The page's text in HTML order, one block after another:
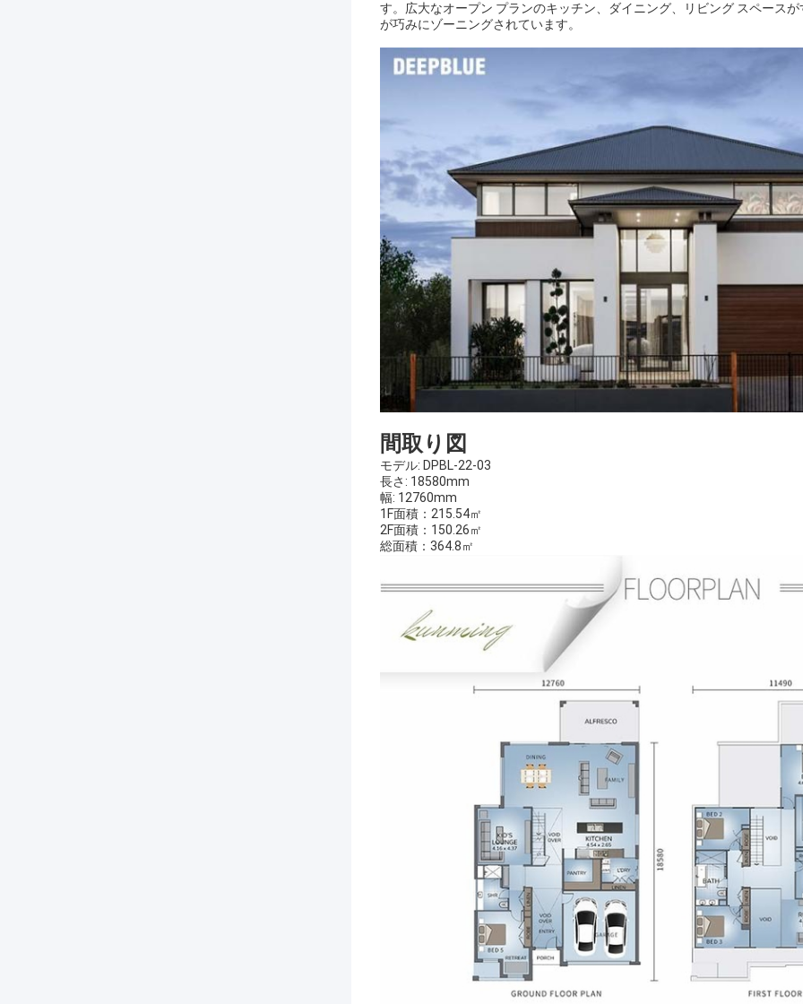
す。広大なオープン プランのキッチン、ダイニング、リビング スペース
が巧みにゾーニングされています。
間取り図
モデル: DPBL-22-03
長さ: 18580mm
幅: 12760mm
1F面積：215.54㎡
2F面積：150.26㎡
総面積：364.8㎡